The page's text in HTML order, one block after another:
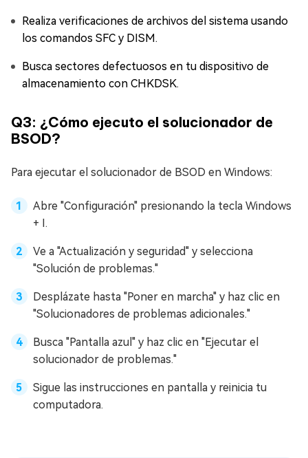
Realiza verificaciones de archivos del sistema usando
los comandos SFC y DISM.
Busca sectores defectuosos en tu dispositivo de
almacenamiento con CHKDSK.
Q3: ¿Cómo ejecuto el solucionador de
BSOD?
Para ejecutar el solucionador de BSOD en Windows:
Abre "Configuración" presionando la tecla Windows
+ I.
Ve a "Actualización y seguridad" y selecciona
"Solución de problemas."
Desplázate hasta "Poner en marcha" y haz clic en
"Solucionadores de problemas adicionales."
Busca "Pantalla azul" y haz clic en "Ejecutar el
solucionador de problemas."
Sigue las instrucciones en pantalla y reinicia tu
computadora.